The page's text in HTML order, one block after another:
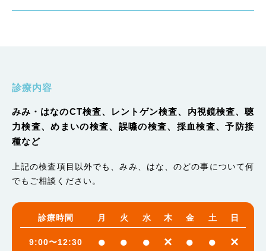
診療内容
みみ・はなのCT検査、レントゲン検査、内視鏡検査、聴
力検査、めまいの検査、誤嚥の検査、採血検査、予防接
種など
上記の検査項目以外でも、みみ、はな、のどの事について何
でもご相談ください。
診療時間 月 火 水 木 金 土 日
9:00〜12:30 ● ● ● × ● ● ×